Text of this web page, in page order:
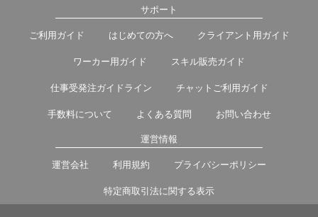
サポート
ご利用ガイド はじめての方へ クライアント用ガイド
ワーカー用ガイド スキル販売ガイド
仕事受発注ガイドライン チャットご利用ガイド
手数料について よくある質問 お問い合わせ
運営情報
運営会社 利用規約 プライバシーポリシー
特定商取引法に関する表示